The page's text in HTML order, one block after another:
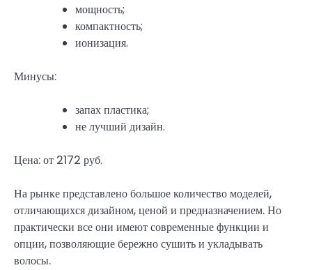
мощность;
компактность;
ионизация.
Минусы:
запах пластика;
не лучший дизайн.
Цена: от 2172 руб.
На рынке представлено большое количество моделей,
отличающихся дизайном, ценой и предназначением. Но
практически все они имеют современные функции и
опции, позволяющие бережно сушить и укладывать
волосы.